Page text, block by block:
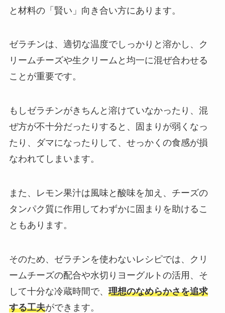
と材料の「賢い」向き合い方にあります。
ゼラチンは、適切な温度でしっかりと溶かし、ク
リームチーズや生クリームと均一に混ぜ合わせる
ことが重要です。
もしゼラチンがきちんと溶けていなかったり、混
ぜ方が不十分だったりすると、固まりが弱くなっ
たり、ダマになったりして、せっかくの食感が損
なわれてしまいます。
また、レモン果汁は風味と酸味を加え、チーズの
タンパク質に作用してわずかに固まりを助けるこ
ともあります。
そのため、ゼラチンを使わないレシピでは、クリ
ームチーズの配合や水切りヨーグルトの活用、そ
して十分な冷蔵時間で、 理想のなめらかさを追求
する工夫ができます。